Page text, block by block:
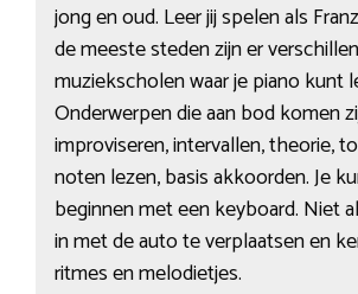
jong en oud. Leer jij spelen als
de meeste steden zijn er
muziekscholen waar je piano kunt
Onderwerpen die aan bod komen
improviseren, intervallen, theorie,
noten lezen, basis akkoorden. Je
beginnen met een keyboard. Niet
in met de auto te verplaatsen en
ritmes en melodietjes.